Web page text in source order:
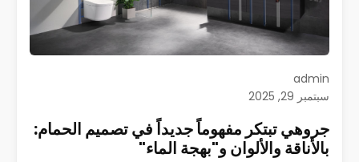
admin
سبتمبر 29, 2025
جروهي تبتكر مفهوماً جديداً في تصميم الحمام:
بالأناقة والألوان و"بهجة الماء"